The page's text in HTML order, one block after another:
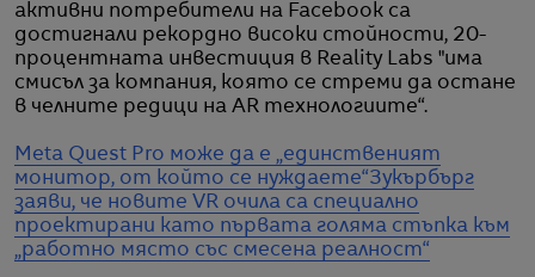
активни потребители на Facebook са
достигнали рекордно високи стойности, 20-
процентната инвестиция в Reality Labs "има
смисъл за компания, която се стреми да остане
в челните редици на AR технологиите“.
Meta Quest Pro може да е „единственият
монитор, от който се нуждаете“Зукърбърг
заяви, че новите VR очила са специално
проектирани като първата голяма стъпка към
„работно място със смесена реалност“